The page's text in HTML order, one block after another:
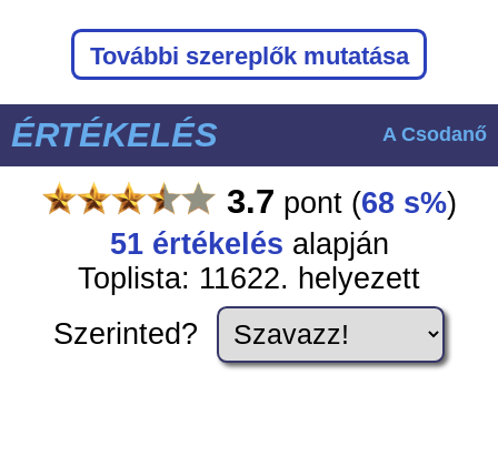
További szereplők mutatása
ÉRTÉKELÉS A Csodanő
3.7 pont (68 s%)
51értékelés alapján
Toplista: 11622. helyezett
Szerinted?